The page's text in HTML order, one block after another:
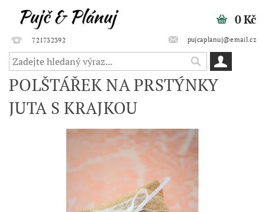
721732392 pujcaplanuj@email.cz
0 Kč
POLŠTÁŘEK NA PRSTÝNKY
JUTA S KRAJKOU